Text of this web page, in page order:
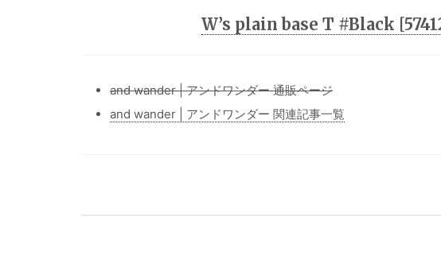
W’s plain base T #Black
and wander | アンドワンダー 通販ページ
and wander | アンドワンダー 関連記事一覧